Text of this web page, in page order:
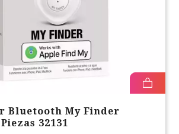
Bluetooth My Finder
32131